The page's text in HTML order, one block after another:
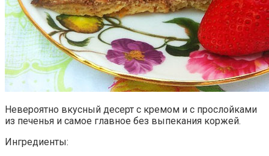
Невероятно вкусный десерт с кремом и с прослойками
из печенья и самое главное без выпекания коржей.
Ингредиенты: